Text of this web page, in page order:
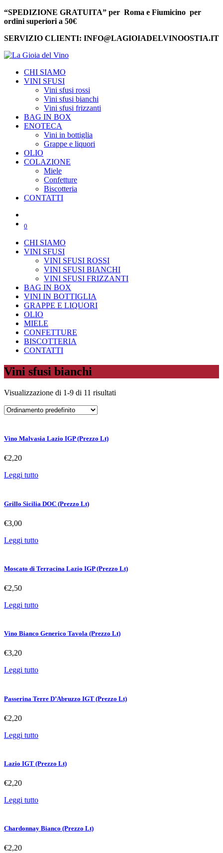
“SPEDIZIONE GRATUITA” per Roma e Fiumicino per
ordini superiori a 50€
SERVIZIO CLIENTI: INFO@LAGIOIADELVINOOSTIA.IT
CHI SIAMO
VINI SFUSI
Vini sfusi rossi
Vini sfusi bianchi
Vini sfusi frizzanti
BAG IN BOX
ENOTECA
Vini in bottiglia
Grappe e liquori
OLIO
COLAZIONE
Miele
Confetture
Biscotteria
CONTATTI
0
CHI SIAMO
VINI SFUSI
VINI SFUSI ROSSI
VINI SFUSI BIANCHI
VINI SFUSI FRIZZANTI
BAG IN BOX
VINI IN BOTTIGLIA
GRAPPE E LIQUORI
OLIO
MIELE
CONFETTURE
BISCOTTERIA
CONTATTI
Vini sfusi bianchi
Visualizzazione di 1-9 di 11 risultati
Vino Malvasia Lazio IGP (Prezzo Lt)
€2,20
Leggi tutto
Grillo Sicilia DOC (Prezzo Lt)
€3,00
Leggi tutto
Moscato di Terracina Lazio IGP (Prezzo Lt)
€2,50
Leggi tutto
Vino Bianco Generico Tavola (Prezzo Lt)
€3,20
Leggi tutto
Passerina Terre D’Abruzzo IGT (Prezzo Lt)
€2,20
Leggi tutto
Lazio IGT (Prezzo Lt)
€2,20
Leggi tutto
Chardonnay Bianco (Prezzo Lt)
€2,20